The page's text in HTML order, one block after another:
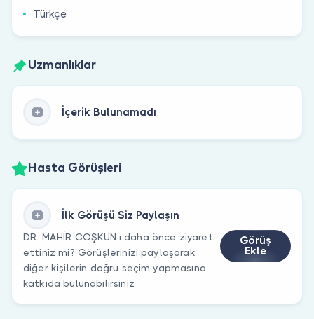
Türkçe
Uzmanlıklar
İçerik Bulunamadı
Hasta Görüşleri
İlk Görüşü Siz Paylaşın
DR. MAHİR COŞKUN’ı daha önce ziyaret
ettiniz mi? Görüşlerinizi paylaşarak
diğer kişilerin doğru seçim yapmasına
katkıda bulunabilirsiniz.
Görüş
Ekle